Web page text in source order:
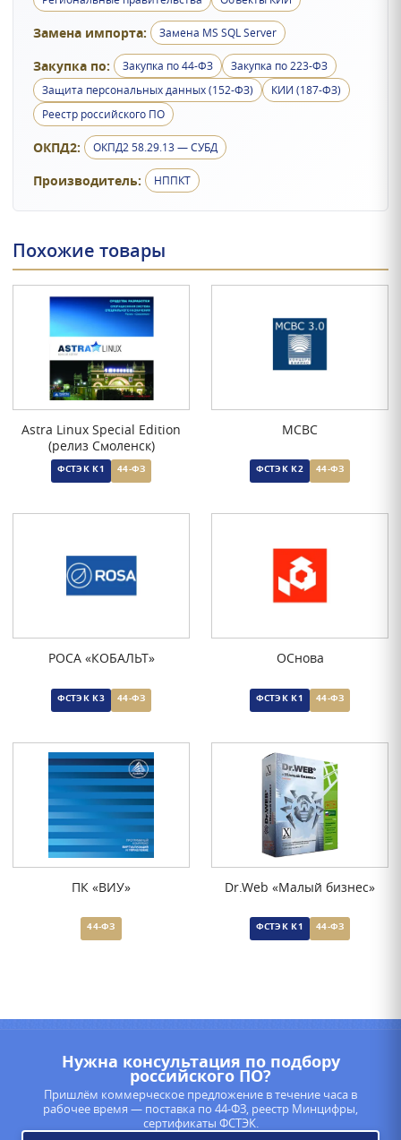
Замена импорта: Замена MS SQL Server
Закупка по: Закупка по 44-ФЗ
Закупка по 223-ФЗ
Защита персональных данных (152-ФЗ)
КИИ (187-ФЗ)
Реестр российского ПО
ОКПД2: ОКПД2 58.29.13 — СУБД
Производитель: НППКТ
Похожие товары
Astra Linux Special Edition
(релиз Смоленск)
ФСТЭК К1 44-ФЗ
МСВС
ФСТЭК К2 44-ФЗ
РОСА «КОБАЛЬТ»
ФСТЭК К3 44-ФЗ
ОСнова
ФСТЭК К1 44-ФЗ
ПК «ВИУ»
44-ФЗ
Dr.Web «Малый бизнес»
ФСТЭК К1 44-ФЗ
Нужна консультация по подбору
российского ПО?
Пришлём коммерческое предложение в течение часа в
рабочее время — поставка по 44-ФЗ, реестр Минцифры,
сертификаты ФСТЭК.